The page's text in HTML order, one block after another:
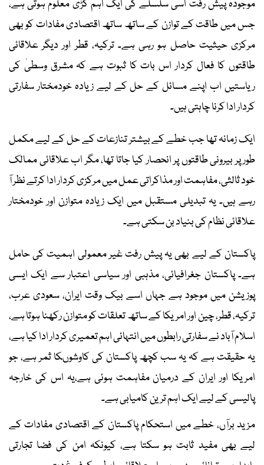
موجودہ پیش رفت اسی سلسلے کی ایک اہم کڑی معلوم ہوتی ہے،
جس میں طاقت کے توازن کے ساتھ ساتھ اقتصادی مفادات کو بھی
مرکزی حیثیت حاصل ہو رہی ہے۔ ترکیہ، قطر اور دیگر علاقائی
طاقتوں کا فعال کردار اس بات کا ثبوت ہے کہ مشرق وسطیٰ کی
ریاستیں اب اپنے مسائل کے حل کے لیے زیادہ خودمختار سفارتی
کردار ادا کرنا چاہتی ہیں۔
ایک زمانہ تھا جب خطے کے بیشتر تنازعات کے حل کے لیے مکمل
طور پر بیرونی طاقتوں پر انحصار کیا جاتا تھا، مگر اب علاقائی ممالک
خود ثالثی، مفاہمت اور مذاکراتی عمل میں مرکزی کردار ادا کرتے نظر آ
رہے ہیں۔ یہ تبدیلی مستقبل میں ایک زیادہ متوازن اور خودمختار
علاقائی نظام کی بنیاد بن سکتی ہے۔
پاکستان کے لیے بھی یہ پیش رفت غیر معمولی اہمیت کی حامل
ہے۔ پاکستان جغرافیائی، مذہبی اور سیاسی اعتبار سے ایک ایسی
پوزیشن میں موجود ہے جہاں اسے بیک وقت ایران، سعودی عرب،
ترکیہ، قطر، چین اور امریکا کے ساتھ تعلقات کو متوازن رکھنا ہوتا ہے،
اسلام آباد نے سفارتی رابطوں میں انتہائی اہم تعمیری کردار ادا کیا ہے،
یہ حقیقت ہے کہ یہ سب کچھ پاکستان کی کاوشوںکا ثمر ہے، جو
امریکا اور ایران کے درمیان مفاہمت ہوئی ہے،یہ اس کی خارجہ
پالیسی کے لیے ایک اہم ترین کامیابی ہے۔
مزید برآں، خطے میں استحکام پاکستان کے اقتصادی مفادات کے
لیے بھی مفید ثابت ہو سکتا ہے، کیونکہ امن کی فضا تجارتی